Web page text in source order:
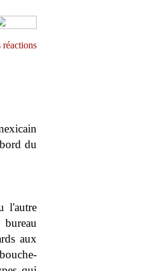
réactions
du
l'autre
aux